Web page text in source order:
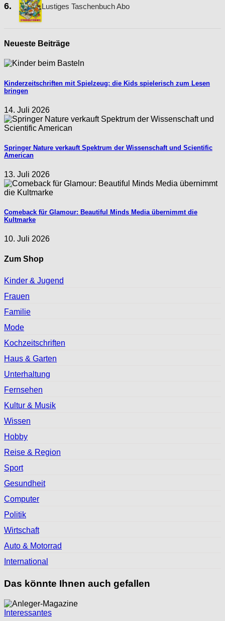
6. Lustiges Taschenbuch Abo
Neueste Beiträge
Kinderzeitschriften mit Spielzeug: die Kids spielerisch zum Lesen
bringen
14. Juli 2026
Springer Nature verkauft Spektrum der Wissenschaft und Scientific
American
13. Juli 2026
Comeback für Glamour: Beautiful Minds Media übernimmt die
Kultmarke
10. Juli 2026
Zum Shop
Kinder & Jugend
Frauen
Familie
Mode
Kochzeitschriften
Haus & Garten
Unterhaltung
Fernsehen
Kultur & Musik
Wissen
Hobby
Reise & Region
Sport
Gesundheit
Computer
Politik
Wirtschaft
Auto & Motorrad
International
Das könnte Ihnen auch gefallen
Interessantes